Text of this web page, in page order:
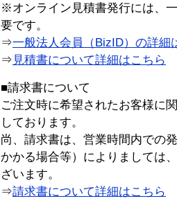
※オンライン見積書発行には、
要です。
⇒一般法人会員（BizID）の詳細
⇒ 見積書について詳細はこちら
■請求書について
ご注文時に希望されたお客様に
しております。
尚、請求書は、営業時間内での
かかる場合等）によりましては
ざいます。
⇒請求書について詳細はこちら